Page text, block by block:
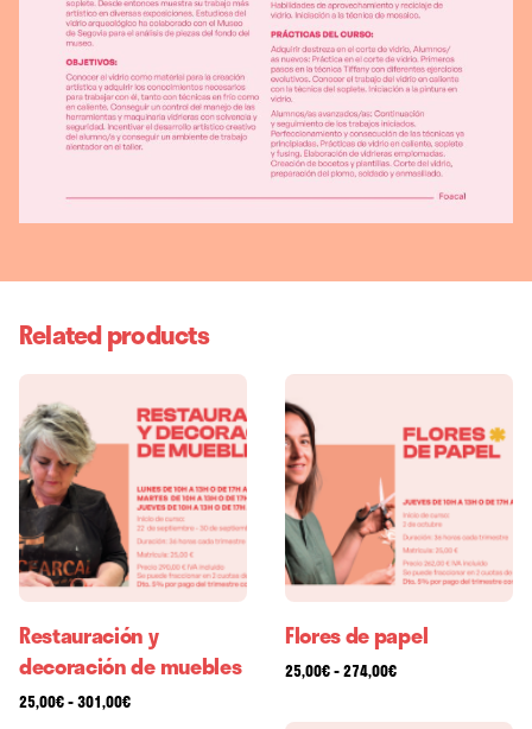
CUOTA FRACCIONADA+MATRÍCULA, 10% DCTO.
CURSOS, TRIMESTRE 10%+MATRÍCULA, PAGO CON 10%
FRACCIONADO EN 2 CUOTAS, 10% DCTO.
CUOTA+MATRÍCULA
Related products
Restauración y
decoración de muebles
25,00€-301,00€Rango
Flores de papel
25,00€-274,00€Rango
precios: